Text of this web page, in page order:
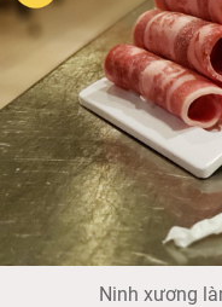
Ninh xương